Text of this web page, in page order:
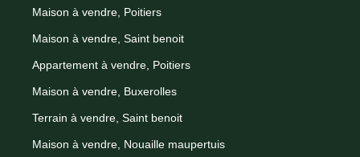
Maison à vendre, Poitiers
Maison à vendre, Saint benoit
Appartement à vendre, Poitiers
Maison à vendre, Buxerolles
Terrain à vendre, Saint benoit
Maison à vendre, Nouaille maupertuis